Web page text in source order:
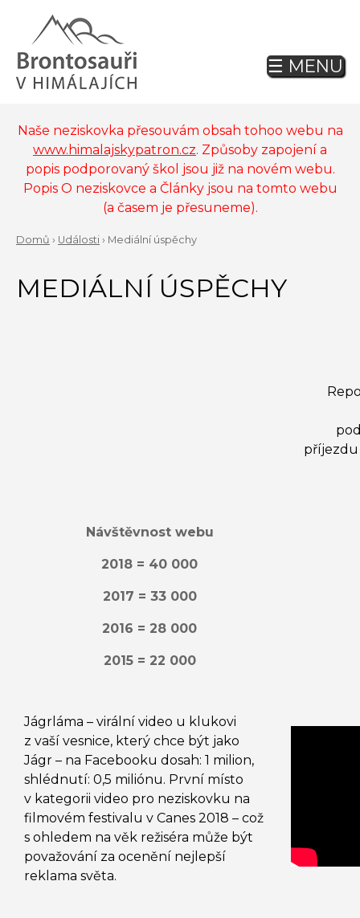
navigation
Naše neziskovka přesouvám obsah tohoo webu na
www.himalajskypatron.cz. Způsoby zapojení a
popis podporovaný škol jsou již na novém webu.
Popis O neziskovce a Články jsou na tomto webu
(a časem je přesuneme).
ARE
Domů › Události › Mediální úspěchy
to
top
MEDIÁLNÍ ÚSPĚCHY
příjezdu
Návštěvnost webu
2018 = 40 000
2017 = 33 000
2016 = 28 000
2015 = 22 000
Jágrláma – virální video u klukovi
z vaší vesnice, který chce být jako
Jágr – na Facebooku dosah: 1 milion,
shlédnutí: 0,5 miliónu. První místo
v kategorii video pro neziskovku na
filmovém festivalu v Canes 2018 – což
s ohledem na věk režiséra může být
považování za ocenění nejlepší
reklama světa.
Back
to
☰ MENU